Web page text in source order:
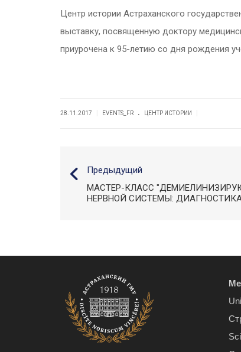
Центр истории Астраханского
выставку, посвященную доктору
приурочена к 95-летию со дня рождения
28.11.2017 EVENTS_FR . ЦЕНТР ИСТОРИИ
Предыдущий
МАСТЕР-КЛАСС
НЕРВНОЙ СИСТЕМЫ: